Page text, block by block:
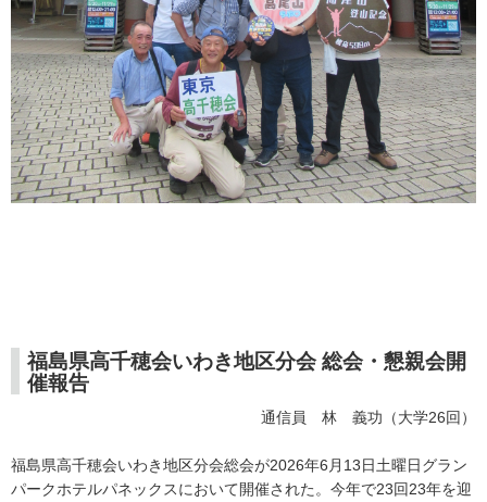
福島県高千穂会いわき地区分会 総会・懇親会開
催報告
通信員 林 義功（大学26回）
福島県高千穂会いわき地区分会総会が2026年6月13日土曜日グラン
パークホテルパネックスにおいて開催された。今年で23回23年を迎